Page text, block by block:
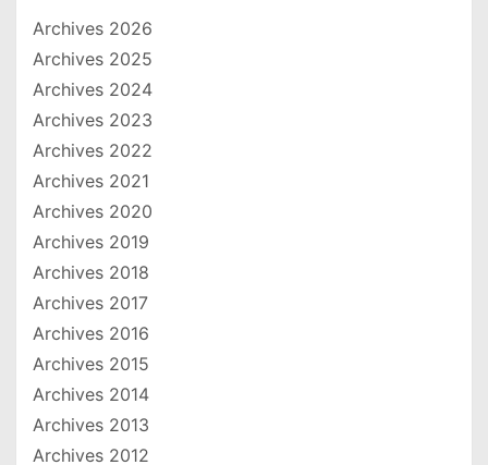
Archives 2026
Archives 2025
Archives 2024
Archives 2023
Archives 2022
Archives 2021
Archives 2020
Archives 2019
Archives 2018
Archives 2017
Archives 2016
Archives 2015
Archives 2014
Archives 2013
Archives 2012